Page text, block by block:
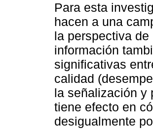
Para esta
hacen a una
la perspectiva
información
significativas
calidad
la señalización y
tiene efecto en
desigualmente